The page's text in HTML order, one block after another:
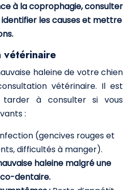
à la coprophagie, consulter
les causes et mettre
vétérinaire
haleine de votre chien
vétérinaire. Il est
à consulter si vous
:
(gencives rouges et
difficultés à manger).
haleine malgré une
dentaire.